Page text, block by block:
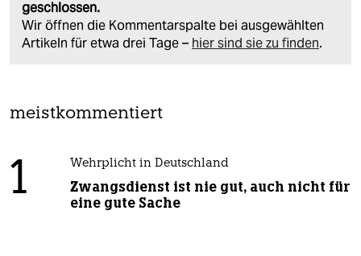
geschlossen.
Wir öffnen die Kommentarspalte bei ausgewählten
Artikeln für etwa drei Tage – hier sind sie zu finden.
meistkommentiert
1 Wehrplicht in Deutschland
Zwangsdienst ist nie gut, auch nicht für
eine gute Sache